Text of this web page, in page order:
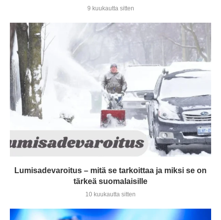
9 kuukautta sitten
Lumisadevaroitus – mitä se tarkoittaa ja miksi se on
tärkeä suomalaisille
10 kuukautta sitten